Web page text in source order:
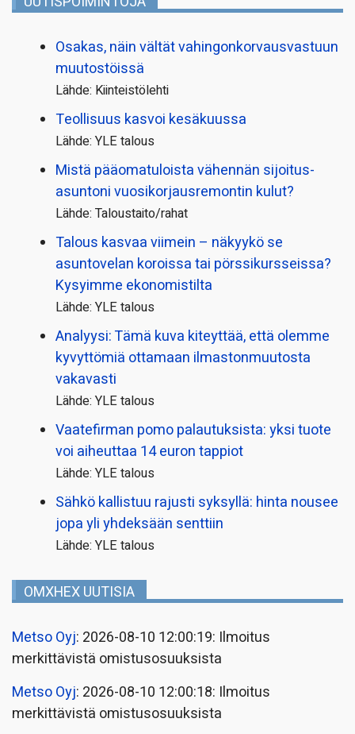
Osakas, näin vältät vahingonkorvausvastuun
muutostöissä
Lähde: Kiinteistölehti
Teollisuus kasvoi kesäkuussa
Lähde: YLE talous
Mistä pääoma­tuloista vähennän sijoitus­
asuntoni vuosikorjaus­remontin kulut?
Lähde: Taloustaito/rahat
Talous kasvaa viimein – näkyykö se
asuntovelan koroissa tai pörssi­kursseissa?
Kysyimme ekonomistilta
Lähde: YLE talous
Analyysi: Tämä kuva kiteyttää, että olemme
kyvyttömiä ottamaan ilmaston­muutosta
vakavasti
Lähde: YLE talous
Vaatefirman pomo palautuksista: yksi tuote
voi aiheuttaa 14 euron tappiot
Lähde: YLE talous
Sähkö kallistuu rajusti syksyllä: hinta nousee
jopa yli yhdeksään senttiin
Lähde: YLE talous
OMXHEX UUTISIA
Metso Oyj: 2026-08-10 12:00:19: Ilmoitus
merkittävistä omistusosuuksista
Metso Oyj: 2026-08-10 12:00:18: Ilmoitus
merkittävistä omistusosuuksista